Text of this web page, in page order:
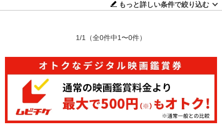
もっと詳しい条件で絞り込む
1/1 （全0件中1〜0件）